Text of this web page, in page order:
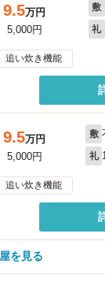
9.5万円
5,000円
敷
礼
追い炊き機能
9.5万円
5,000円
敷
礼
追い炊き機能
を見る